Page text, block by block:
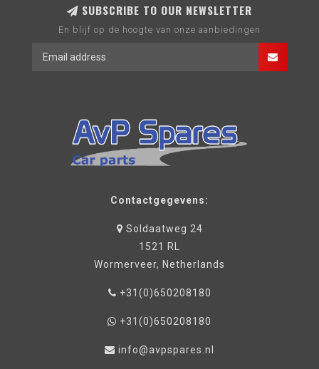
SUBSCRIBE TO OUR NEWSLETTER
En blijf op de hoogte van onze aanbiedingen
Contactgegevens:
Soldaatweg 24
1521 RL
Wormerveer, Netherlands
+31(0)650208180
+31(0)650208180
info@avpspares.nl